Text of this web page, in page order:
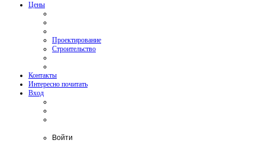
Цены
Проектирование
Строительство
Контакты
Интересно почитать
Вход
Войти